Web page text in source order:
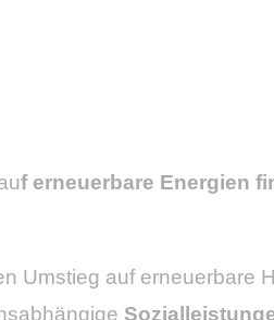
f erneuerbare Energien
Umstieg auf erneuerbare